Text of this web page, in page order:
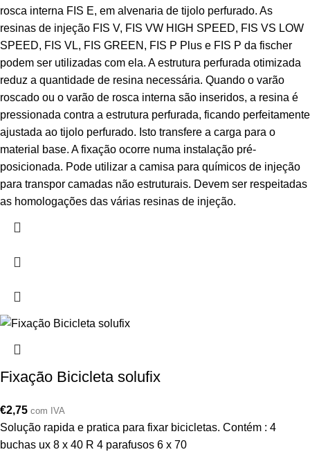
rosca interna FIS E, em alvenaria de tijolo perfurado. As
resinas de injeção FIS V, FIS VW HIGH SPEED, FIS VS LOW
SPEED, FIS VL, FIS GREEN, FIS P Plus e FIS P da fischer
podem ser utilizadas com ela. A estrutura perfurada otimizada
reduz a quantidade de resina necessária. Quando o varão
roscado ou o varão de rosca interna são inseridos, a resina é
pressionada contra a estrutura perfurada, ficando perfeitamente
ajustada ao tijolo perfurado. Isto transfere a carga para o
material base. A fixação ocorre numa instalação pré-
posicionada. Pode utilizar a camisa para químicos de injeção
para transpor camadas não estruturais. Devem ser respeitadas
as homologações das várias resinas de injeção.
Fixação Bicicleta solufix
€2,75 com IVA
Solução rapida e pratica para fixar bicicletas. Contém : 4
buchas ux 8 x 40 R 4 parafusos 6 x 70